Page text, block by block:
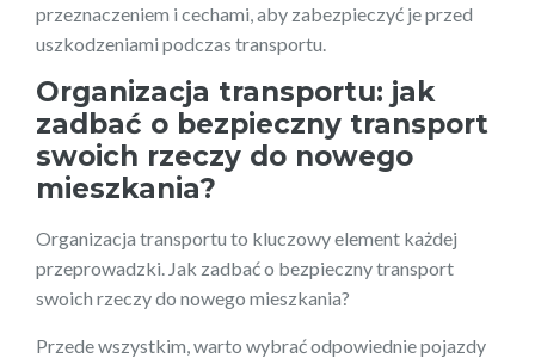
przeznaczeniem i cechami, aby zabezpieczyć je przed
uszkodzeniami podczas transportu.
Organizacja transportu: jak
zadbać o bezpieczny transport
swoich rzeczy do nowego
mieszkania?
Organizacja transportu to kluczowy element każdej
przeprowadzki. Jak zadbać o bezpieczny transport
swoich rzeczy do nowego mieszkania?
Przede wszystkim, warto wybrać odpowiednie pojazdy